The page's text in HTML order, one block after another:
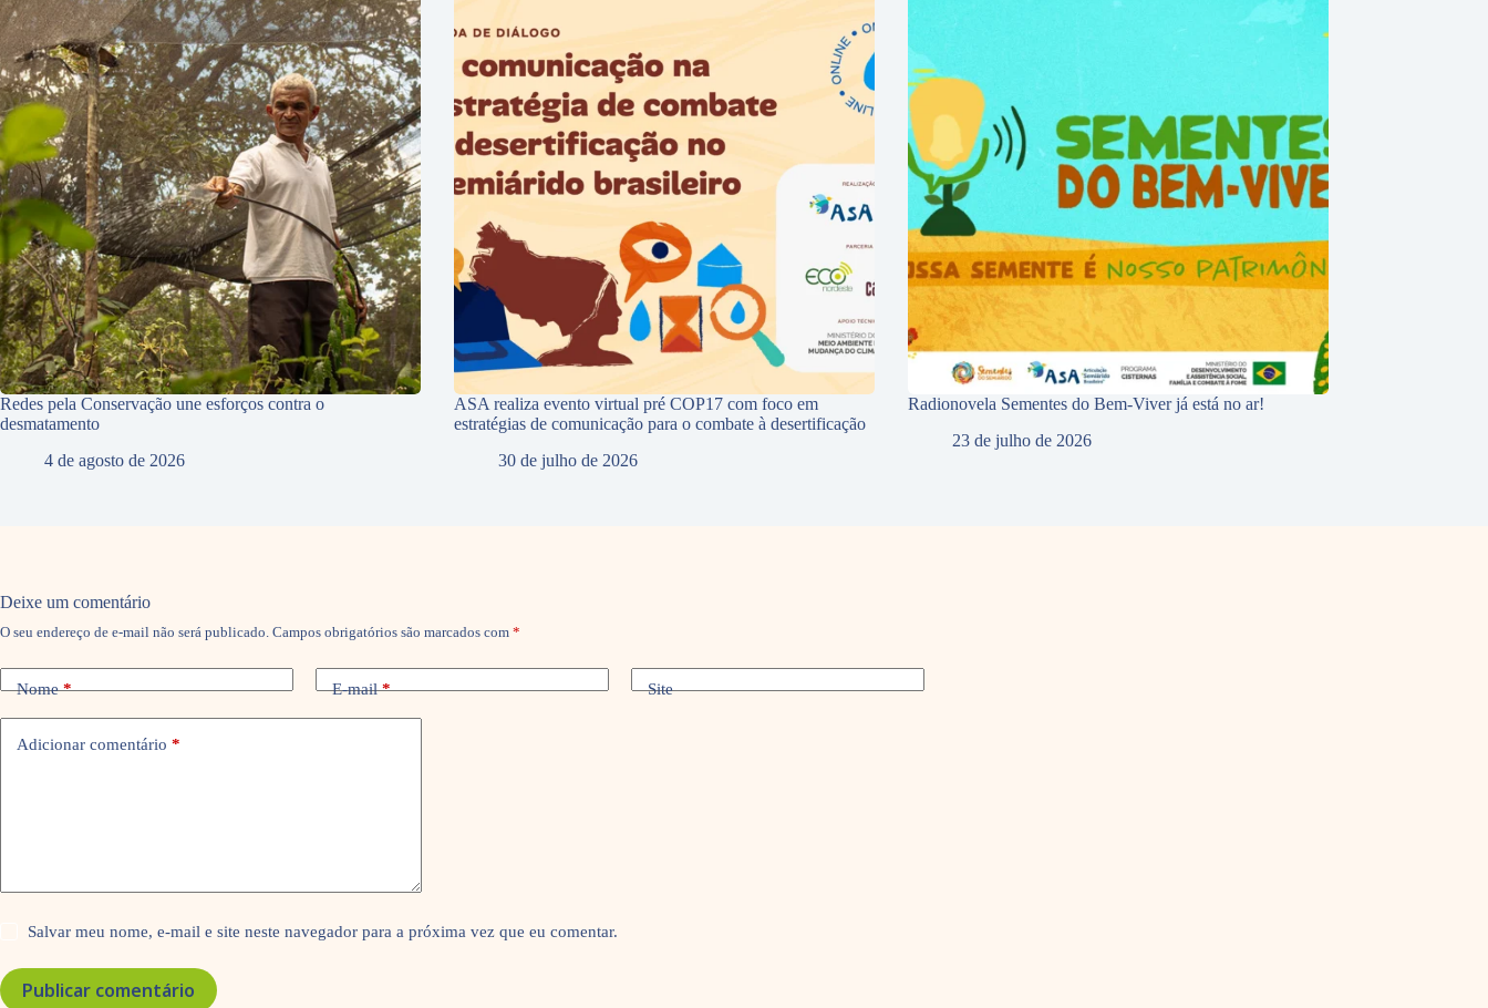
Redes pela Conservação une esforços contra o
desmatamento
4 de agosto de 2026
ASA realiza evento virtual pré COP17 com foco em
estratégias de comunicação para o combate à desertificação
30 de julho de 2026
Radionovela Sementes do Bem-Viver já está no ar!
23 de julho de 2026
Deixe um comentário
O seu endereço de e-mail não será publicado. Campos obrigatórios são marcados com *
Nome* E-mail* Site
Adicionar comentário *
Salvar meu nome, e-mail e site neste navegador para a próxima vez que eu comentar.
Publicar comentário